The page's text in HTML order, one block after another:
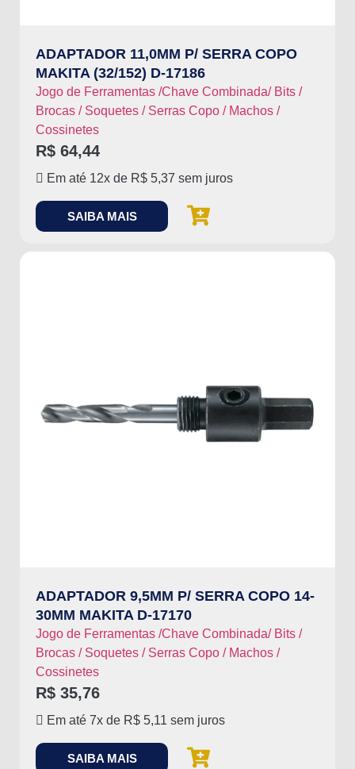
ADAPTADOR 11,0MM P/ SERRA COPO
MAKITA (32/152) D-17186
Jogo de Ferramentas /Chave Combinada/ Bits /
Brocas / Soquetes / Serras Copo / Machos /
Cossinetes
R$ 64,44
Em até 12x de R$ 5,37 sem juros
SAIBA MAIS
ADAPTADOR 9,5MM P/ SERRA COPO 14-
30MM MAKITA D-17170
Jogo de Ferramentas /Chave Combinada/ Bits /
Brocas / Soquetes / Serras Copo / Machos /
Cossinetes
R$ 35,76
Em até 7x de R$ 5,11 sem juros
SAIBA MAIS